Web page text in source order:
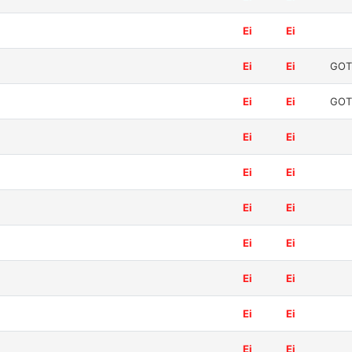
Ei Ei
Ei Ei
Ei Ei
Ei Ei
Ei Ei
Ei Ei
Ei Ei
Ei Ei
Ei Ei
Ei Ei